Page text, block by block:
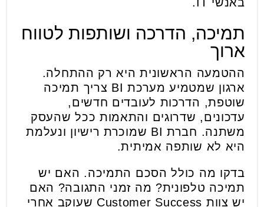
תמיכה, הדרכה ושותפות לטווח
ארוך
ההטמעה הראשונית היא רק ההתחלה.
ארגון שמטמיע מערכת BI צריך תמיכה
שוטפת, הדרכות לעובדים חדשים,
עדכונים, שדרוגים והתאמות ככל שהעסק
משתנה. חברת BI שמוכרת רישיון ונעלמת
היא לא שותפה אמיתית.
בדקו מה כולל הסכם התמיכה. האם יש
תמיכה טלפונית? מה זמני התגובה? האם
יש צוות Customer Success שעוקב אחרי